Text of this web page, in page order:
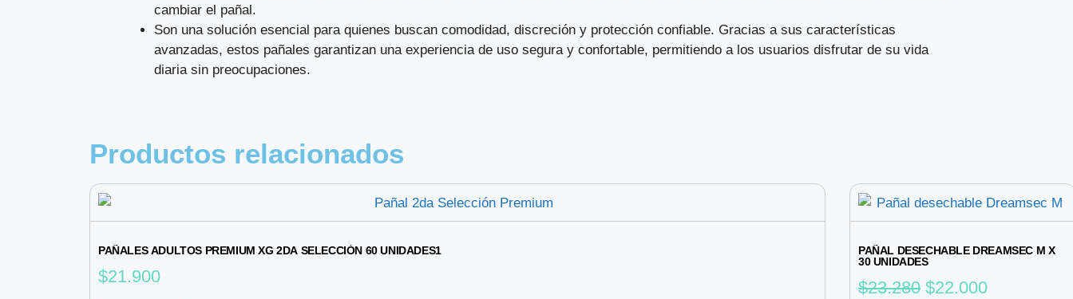
cambiar el pañal.
Son una solución esencial para quienes buscan comodidad, discreción y protección confiable. Gracias a sus características
avanzadas, estos pañales garantizan una experiencia de uso segura y confortable, permitiendo a los usuarios disfrutar de su vida
diaria sin preocupaciones.
Productos relacionados
PAÑALES ADULTOS PREMIUM XG 2DA SELECCIÓN 60 UNIDADES1
$21.900
PAÑAL DESECHABLE DREAMSEC M X
30 UNIDADES
$23.280 $22.000